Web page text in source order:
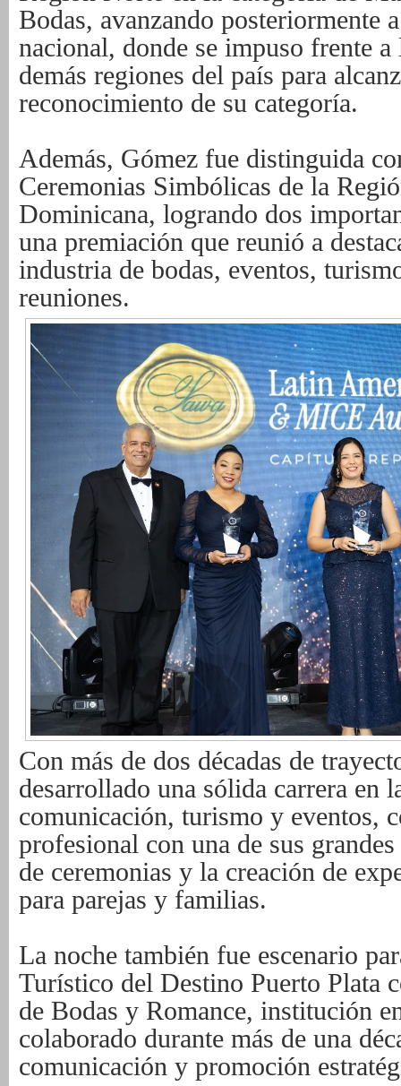
Bodas, avanzando posteriormente
nacional, donde se impuso frente a
demás regiones del país para
reconocimiento de su categoría.
Además, Gómez fue distinguida
Ceremonias Simbólicas de la
Dominicana, logrando dos
una premiación que reunió a
industria de bodas, eventos,
reuniones.
Con más de dos décadas de
desarrollado una sólida carrera en
comunicación, turismo y eventos,
profesional con una de sus
de ceremonias y la creación de
para parejas y familias.
La noche también fue escenario
Turístico del Destino Puerto Plata
de Bodas y Romance, institución
colaborado durante más de una
comunicación y promoción